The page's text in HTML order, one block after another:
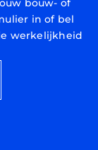
bouw- of
in of bel
werkelijkheid